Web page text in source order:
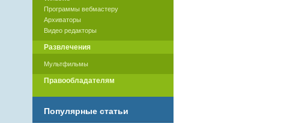
Программы вебмастеру
Архиваторы
Видео редакторы
Развлечения
Мультфильмы
Правообладателям
Популярные статьи